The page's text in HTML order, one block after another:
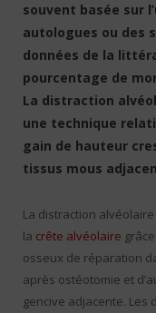
souvent basée sur
autologues ou des
données de la
pourcentage de
La distraction
une technique
gain de hauteur
tissus mous
La distraction
la crête alvéolaire
osseux de réparation
après ostéotomie et
gencive adjacente.